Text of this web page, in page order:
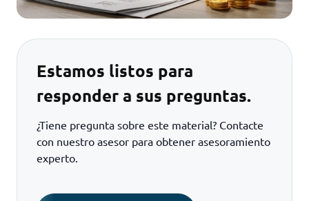
Estamos listos para
responder a sus preguntas.
¿Tiene pregunta sobre este material? Contacte
con nuestro asesor para obtener asesoramiento
experto.